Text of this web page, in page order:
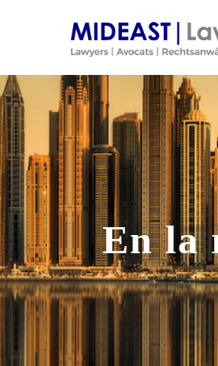
Skip
to
content
En la